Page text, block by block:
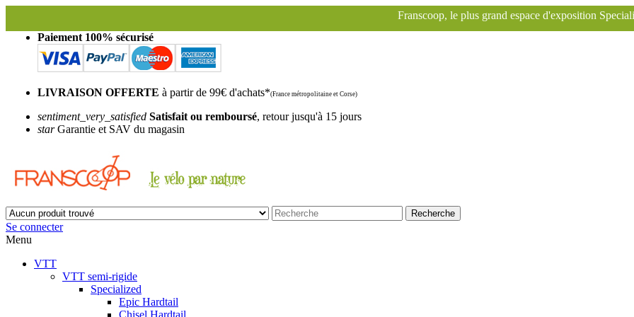
Franscoop, le plus grand espace d'exposition Specialized à Paris pour
Paiement 100% sécurisé
LIVRAISON OFFERTE à partir de 99€ d'achats*(France métropolitaine et Corse)
sentiment_very_satisfied Satisfait ou remboursé, retour jusqu'à 15 jours
starGarantie et SAV du magasin
Recherche
Se connecter
Menu
VTT
VTT semi-rigide
Specialized
Epic Hardtail
Chisel Hardtail